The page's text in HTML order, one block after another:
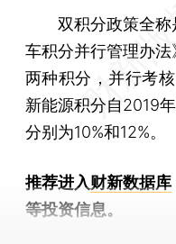
双积分政策全称
车积分并行管理办
两种积分，并行考
新能源积分自2019
分别为10%和12%。
推荐进入财新数据库
等投资信息。